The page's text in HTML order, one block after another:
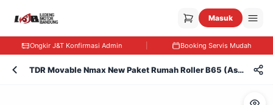
Masuk
Ongkir J&T Konfirmasi Admin Booking Servis Mudah
TDR Movable Nmax New Paket Rumah Roller B65 (Assy)